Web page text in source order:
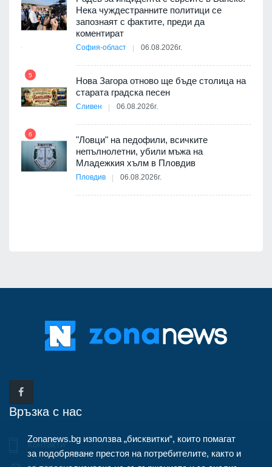
Нека чуждестранните политици се
запознаят с фактите, преди да
коментират
София-област 06.08.2026г.
5
Нова Загора отново ще бъде столица на
старата градска песен
Сливен 06.08.2026г.
6
"Ловци" на педофили, всичките
непълнолетни, убили мъжа на
Младежкия хълм в Пловдив
Пловдив 06.08.2026г.
Връзка с нас
Контакти
Zonanews.bg използва „бисквитки“, които помагат
за подобряване престоя на потребителите, както и